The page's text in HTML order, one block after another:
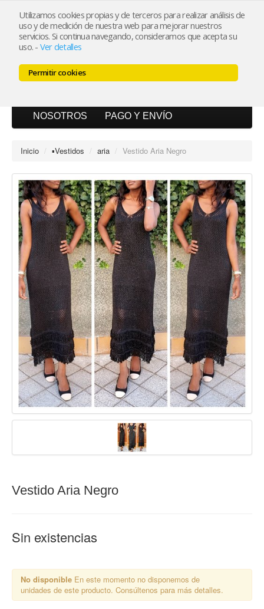
Utilizamos cookies propias y de terceros para realizar análisis de
uso y de medición de nuestra web para mejorar nuestros
servicios. Si continua navegando, consideramos que acepta su
uso. - Ver detalles
Permitir cookies
Mi cuenta
NOSOTROS PAGO Y ENVÍO
Inicio / ▪︎Vestidos / aria / Vestido Aria Negro
Vestido Aria Negro
Sin existencias
No disponible En este momento no disponemos de
unidades de este producto. Consúltenos para más detalles.